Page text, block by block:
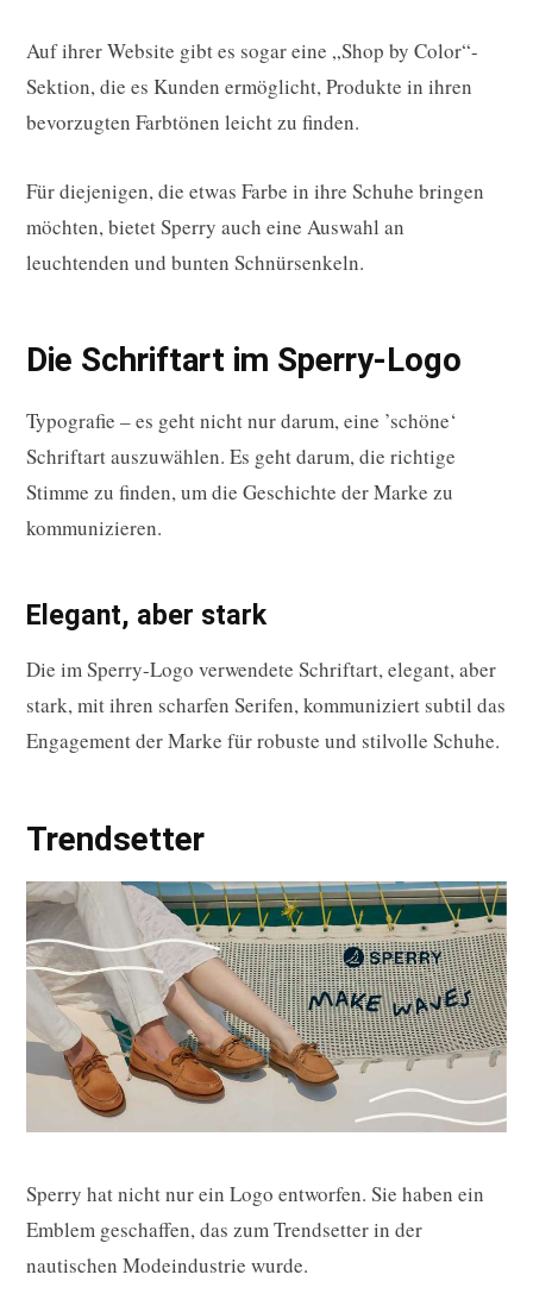
Auf ihrer Website gibt es sogar eine „Shop by Color“-
Sektion, die es Kunden ermöglicht, Produkte in ihren
bevorzugten Farbtönen leicht zu finden.
Für diejenigen, die etwas Farbe in ihre Schuhe bringen
möchten, bietet Sperry auch eine Auswahl an
leuchtenden und bunten Schnürsenkeln.
Die Schriftart im Sperry-Logo
Typografie – es geht nicht nur darum, eine ’schöne‘
Schriftart auszuwählen. Es geht darum, die richtige
Stimme zu finden, um die Geschichte der Marke zu
kommunizieren.
Elegant, aber stark
Die im Sperry-Logo verwendete Schriftart, elegant, aber
stark, mit ihren scharfen Serifen, kommuniziert subtil das
Engagement der Marke für robuste und stilvolle Schuhe.
Trendsetter
Sperry hat nicht nur ein Logo entworfen. Sie haben ein
Emblem geschaffen, das zum Trendsetter in der
nautischen Modeindustrie wurde.